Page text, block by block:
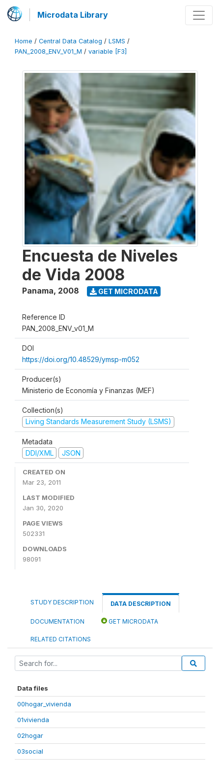
Microdata Library
Home / Central Data Catalog / LSMS /
PAN_2008_ENV_V01_M / variable [F3]
Encuesta de Niveles
de Vida 2008
Panama, 2008 GET MICRODATA
Reference ID
PAN_2008_ENV_v01_M
DOI
https://doi.org/10.48529/ymsp-m052
Producer(s)
Ministerio de Economía y Finanzas (MEF)
Collection(s)
Living Standards Measurement Study (LSMS)
Metadata
DDI/XML
JSON
CREATED ON
Mar 23, 2011
LAST MODIFIED
Jan 30, 2020
PAGE VIEWS
502331
DOWNLOADS
98091
STUDY DESCRIPTION DATA DESCRIPTION
DOCUMENTATION GET MICRODATA
RELATED CITATIONS
Data files
00hogar_vivienda
01vivienda
02hogar
03social